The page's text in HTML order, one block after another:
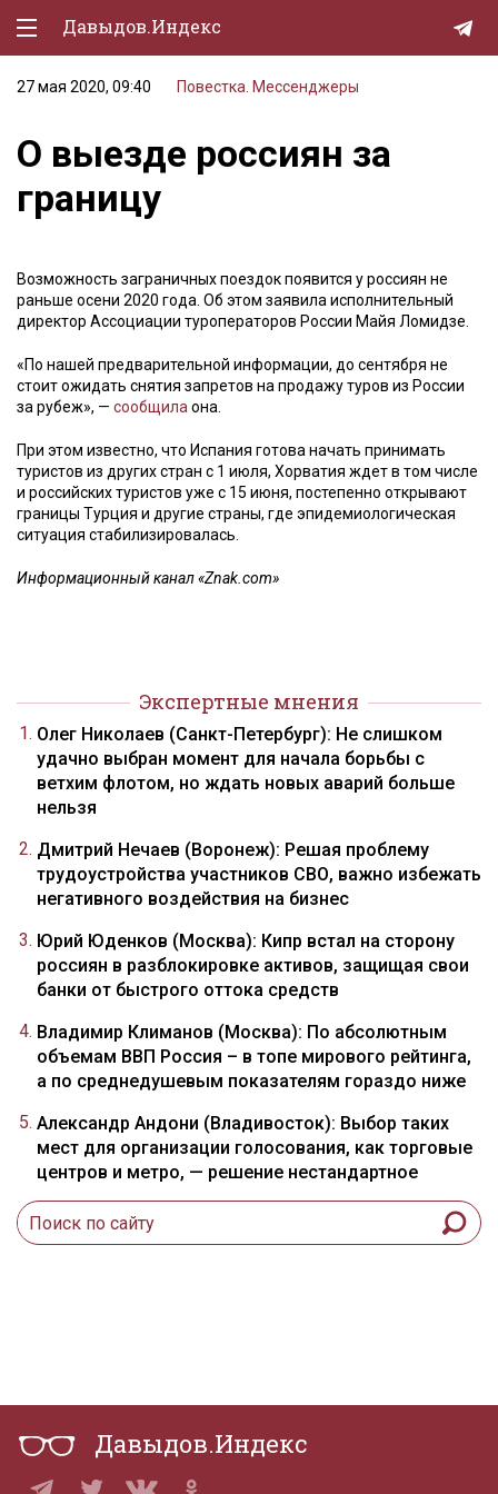
Давыдов.Индекс
Политическая жизнь
Экономика
Природа
Спорт
Культура
Lifestyle
Мурзилка
27 мая 2020, 09:40 Повестка. Мессенджеры
О выезде россиян за
границу
Возможность заграничных поездок появится у россиян не
раньше осени 2020 года. Об этом заявила исполнительный
директор Ассоциации туроператоров России Майя Ломидзе.
«По нашей предварительной информации, до сентября не
стоит ожидать снятия запретов на продажу туров из России
за рубеж», — сообщила она.
При этом известно, что Испания готова начать принимать
туристов из других стран с 1 июля, Хорватия ждет в том числе
и российских туристов уже с 15 июня, постепенно открывают
границы Турция и другие страны, где эпидемиологическая
ситуация стабилизировалась.
Информационный канал «Znak.com»
Экспертные мнения
Олег Николаев (Санкт-Петербург): Не слишком
удачно выбран момент для начала борьбы с
ветхим флотом, но ждать новых аварий больше
нельзя
Дмитрий Нечаев (Воронеж): Решая проблему
трудоустройства участников СВО, важно избежать
негативного воздействия на бизнес
Юрий Юденков (Москва): Кипр встал на сторону
россиян в разблокировке активов, защищая свои
банки от быстрого оттока средств
Владимир Климанов (Москва): По абсолютным
объемам ВВП Россия – в топе мирового рейтинга,
а по среднедушевым показателям гораздо ниже
Александр Андони (Владивосток): Выбор таких
мест для организации голосования, как торговые
центров и метро, — решение нестандартное
Давыдов.Индекс